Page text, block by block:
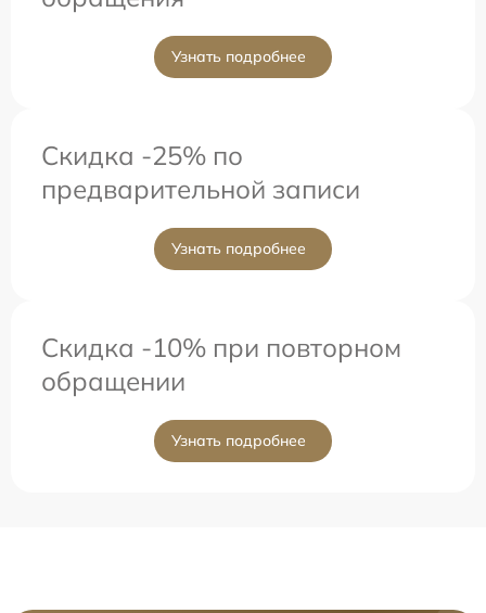
Узнать подробнее
Скидка -25% по
предварительной записи
Узнать подробнее
Скидка -10% при повторном
обращении
Узнать подробнее